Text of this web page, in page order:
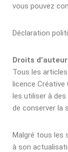
vous pouvez
Déclaration
Droits d’auteur
Tous les
licence
les utiliser à
de conserver la
Malgré tous les
à son